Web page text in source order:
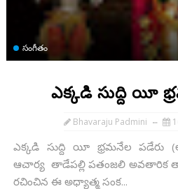
సంగీతం
ఎక్కడి సుద్ది యీ
Bhavaraju Padmini
ఎక్కడి సుద్ది యీ భ్రమనేల పడేరు
ఆచార్య తాడేపల్లి పతంజలి అవతారిక
రచించిన ఈ అధ్యాత్మ సంక...